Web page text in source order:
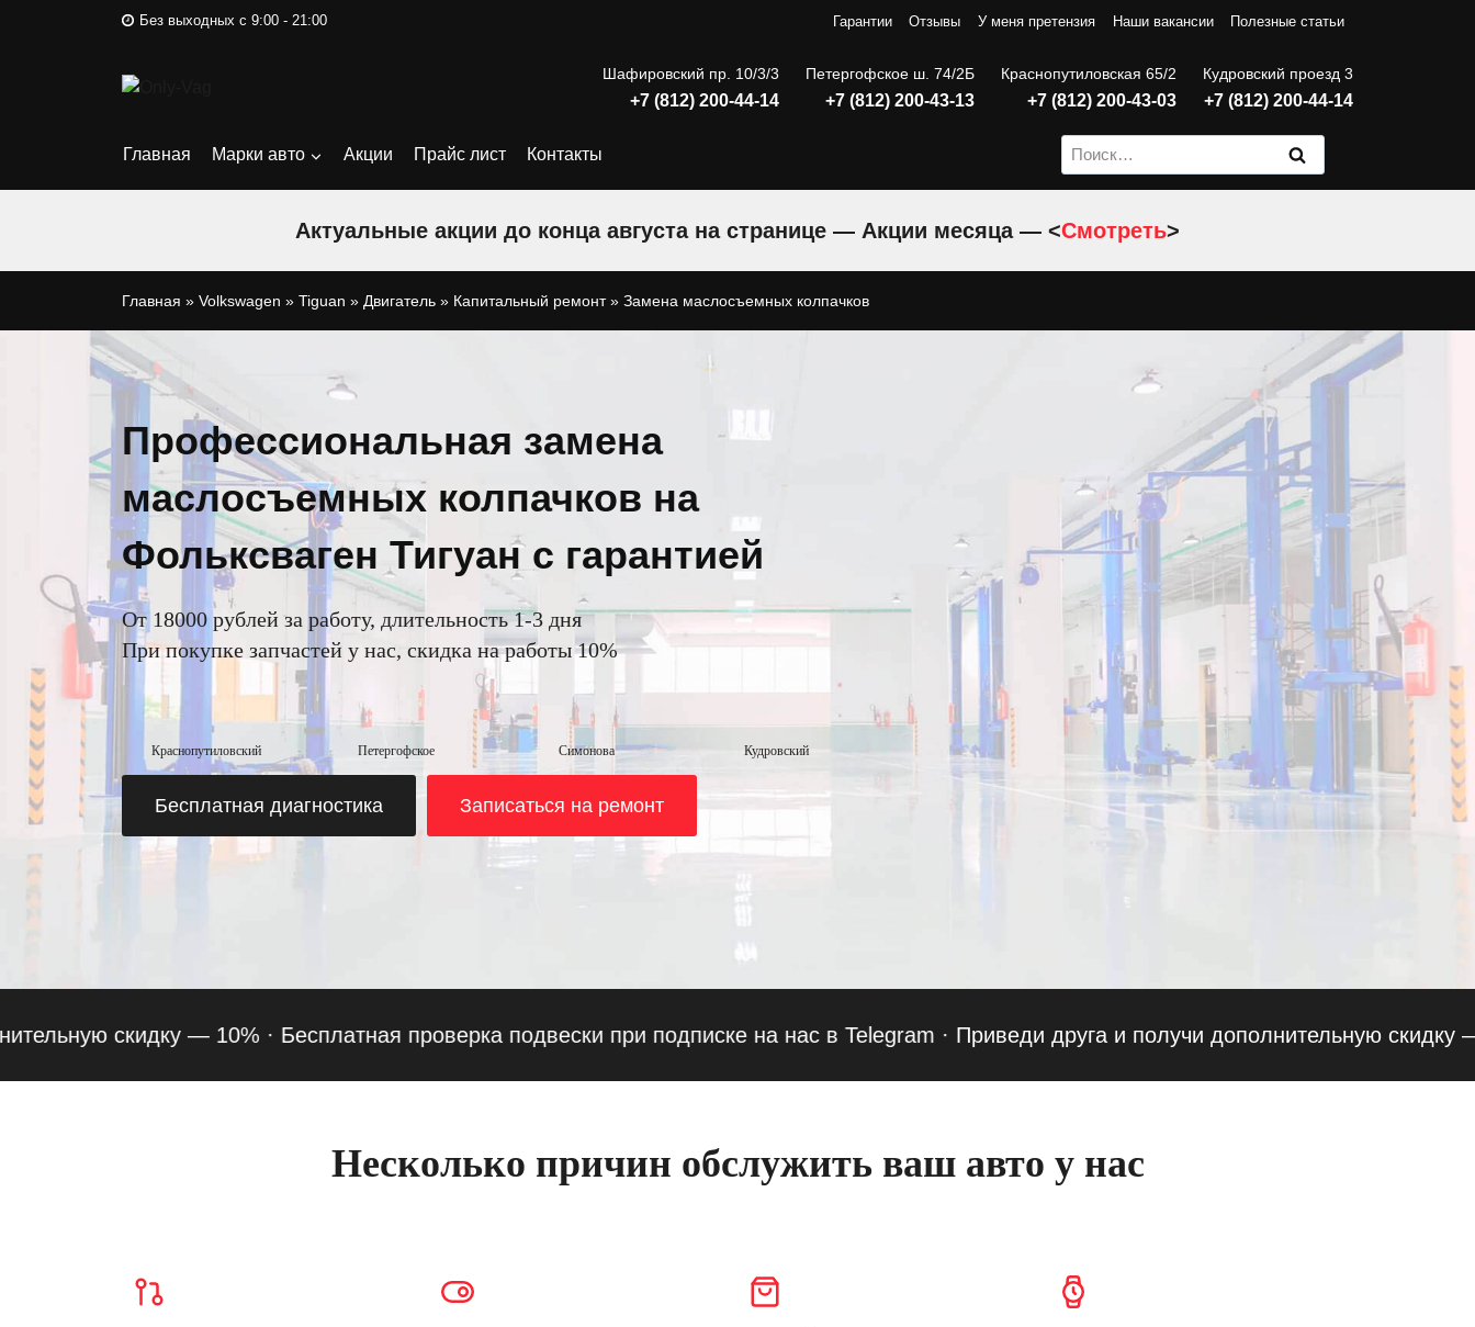
Без выходных с 9:00 - 21:00 Гарантии Отзывы У меня претензия Наши вакансии Полезные статьи
Шафировский пр. 10/3/3
+7 (812) 200-44-14
Петергофское ш. 74/2Б
+7 (812) 200-43-13
Краснопутиловская 65/2
+7 (812) 200-43-03
Кудровский проезд 3
+7 (812) 200-44-14
Главная Марки авто Акции Прайс лист Контакты Найти:
Актуальные акции до конца августа на странице — Акции месяца — <Смотреть>
Главная » Volkswagen » Tiguan » Двигатель » Капитальный ремонт» Замена маслосъемных колпачков
Профессиональная замена
маслосъемных колпачков на
Фольксваген Тигуан с гарантией
От 18000 рублей за работу, длительность 1-3 дня
При покупке запчастей у нас, скидка на работы 10%
Краснопутиловский Петергофское Симонова Кудровский
Бесплатная диагностика Записаться на ремонт
скидку — 10% · Бесплатная проверка подвески при подписке на нас в Telegram· Приведи друга и получи дополнительную скидку — 10%
Несколько причин обслужить ваш авто у нас